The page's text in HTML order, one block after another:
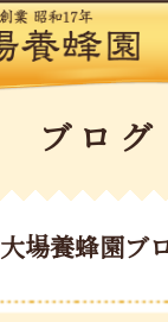
ブログ
大場養蜂園ブ